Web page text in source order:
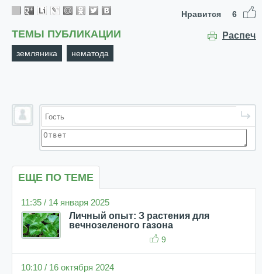
Нравится 6
ТЕМЫ ПУБЛИКАЦИИ
земляника нематода
ЕЩЕ ПО ТЕМЕ
11:35 / 14 января 2025
Личный опыт: З растения для
вечнозеленого газона
9
10:10 / 16 октября 2024